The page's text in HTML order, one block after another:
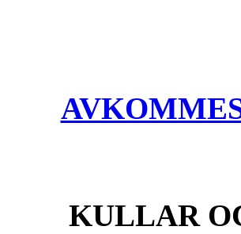
KULLAR